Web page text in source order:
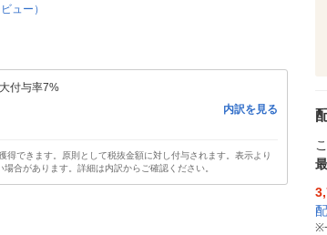
ュー）
付与率7%
内訳を見る
得できます。原則として税抜金額に対し付与されます。表示より
合があります。詳細は内訳からご確認ください。
※